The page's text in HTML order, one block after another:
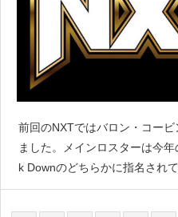
前回のNXTではバロン・コー
ました。メインロスターは今
k Downのどちらかに指名され
フリーエージェントとなりま